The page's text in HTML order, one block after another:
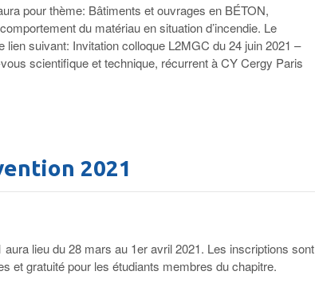
pour thème: Bâtiments et ouvrages en BÉTON,
du matériau en situation d’incendie. Le
suivant: Invitation colloque L2MGC du 24 juin 2021 –
scientiﬁque et technique, récurrent à CY Cergy Paris
2021
lieu du 28 mars au 1er avril 2021. Les inscriptions sont
et gratuité pour les étudiants membres du chapitre.